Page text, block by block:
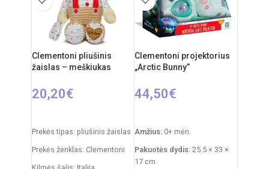
Clementoni pliušinis
žaislas – meškiukas
20,20€
Prekės tipas: pliušinis žaislas
Prekės ženklas: Clementoni
Clementoni projektorius
„Arctic Bunny”
44,50€
Amžius: 0+ mėn.
Pakuotės dydis: 25.5 × 33 ×
17 cm